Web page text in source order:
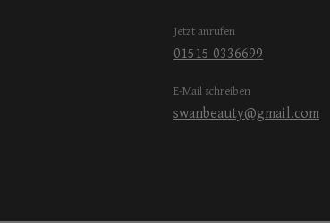
Jetzt anrufen
01515 0336699
E-Mail schreiben
swanbeauty@gmail.com